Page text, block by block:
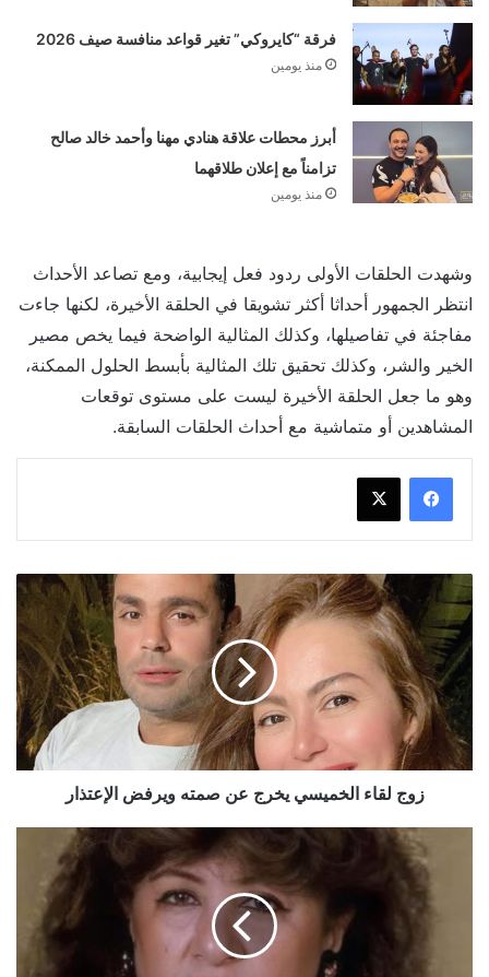
فرقة “كايروكي” تغير قواعد منافسة صيف 2026
منذ يومين
أبرز محطات علاقة هنادي مهنا وأحمد خالد صالح
تزامناً مع إعلان طلاقهما
منذ يومين
وشهدت الحلقات الأولى ردود فعل إيجابية، ومع تصاعد الأحداث
انتظر الجمهور أحداثا أكثر تشويقا في الحلقة الأخيرة، لكنها جاءت
مفاجئة في تفاصيلها، وكذلك المثالية الواضحة فيما يخص مصير
الخير والشر، وكذلك تحقيق تلك المثالية بأبسط الحلول الممكنة،
وهو ما جعل الحلقة الأخيرة ليست على مستوى توقعات
المشاهدين أو متماشية مع أحداث الحلقات السابقة.
زوج
لقاء
الخميسي
يخرج
عن
صمته
ويرفض
الإعتذار
زوج لقاء الخميسي يخرج عن صمته ويرفض الإعتذار